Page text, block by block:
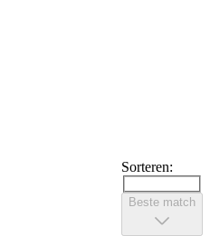
Sorteren:
Beste match